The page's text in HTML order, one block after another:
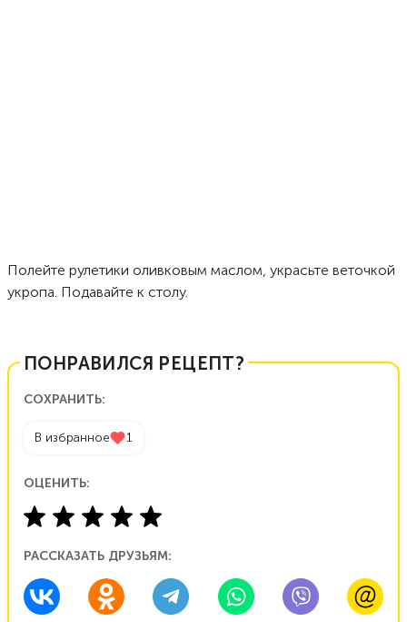
Полейте рулетики оливковым маслом, украсьте веточкой
укропа. Подавайте к столу.
ПОНРАВИЛСЯ РЕЦЕПТ?
СОХРАНИТЬ:
В избранное 1
ОЦЕНИТЬ:
РАССКАЗАТЬ ДРУЗЬЯМ: